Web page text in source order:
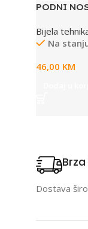
PODNI
Bijela
Na
46,00 KM
Dostava